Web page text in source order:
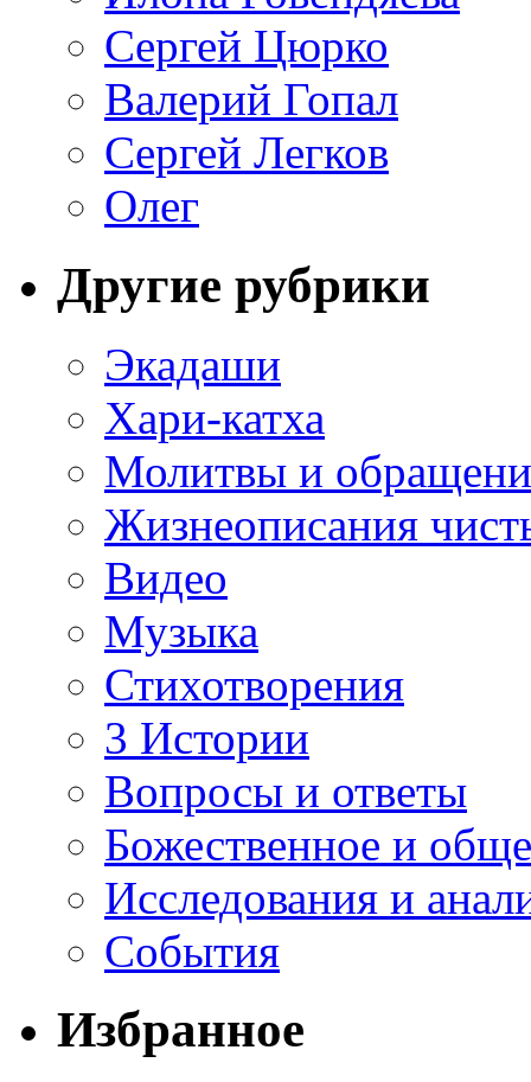
Сергей Цюрко
Валерий Гопал
Сергей Легков
Олег
Другие рубрики
Экадаши
Хари-катха
Молитвы и
Жизнеописания
Видео
Музыка
Стихотворения
3 Истории
Вопросы и ответы
Божественное и
Исследования и
События
Избранное